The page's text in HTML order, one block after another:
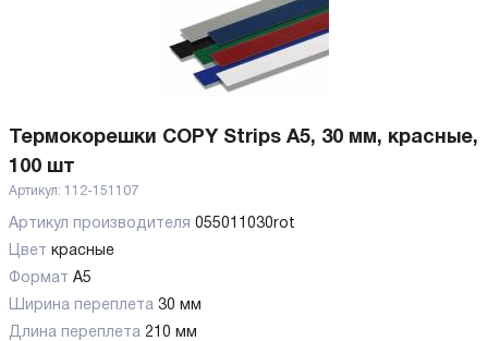
Термокорешки COPY Strips A5, 30 мм, красные,
100 шт
Артикул: 112-151107
Артикул производителя 055011030rot
Цвет красные
Формат A5
Ширина переплета 30 мм
Длина переплета 210 мм